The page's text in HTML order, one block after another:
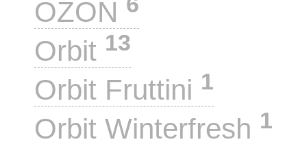
OZON
Orbit 13
Orbit Fruttini 1
Orbit Winterfresh 1